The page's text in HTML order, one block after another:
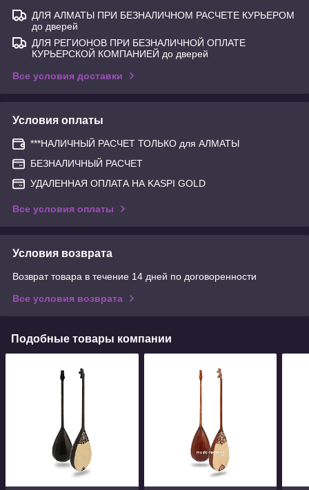
ДЛЯ АЛМАТЫ ПРИ БЕЗНАЛИЧНОМ РАСЧЕТЕ КУРЬЕРОМ
до дверей
ДЛЯ РЕГИОНОВ ПРИ БЕЗНАЛИЧНОЙ ОПЛАТЕ
КУРЬЕРСКОЙ КОМПАНИЕЙ до дверей
Все условия доставки
Условия оплаты
***НАЛИЧНЫЙ РАСЧЕТ ТОЛЬКО для АЛМАТЫ
БЕЗНАЛИЧНЫЙ РАСЧЕТ
УДАЛЕННАЯ ОПЛАТА НА KASPI GOLD
Все условия оплаты
Условия возврата
Возврат товара в течение 14 дней по договоренности
Все условия возврата
Подобные товары компании